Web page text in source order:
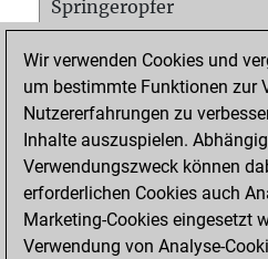
Springeropfer
Matt auf vollem Brett
Bauer setzt Matt
Erstickte Matts
Unterverwandlungen
Türme auf der siebten
Wir verwenden Cookies und
um bestimmte Funktionen zur
Nutzererfahrungen zu
Inhalte auszuspielen.
Verwendungszweck können
erforderlichen Cookies auch
Marketing-Cookies eingesetzt
Verwendung von Analyse-